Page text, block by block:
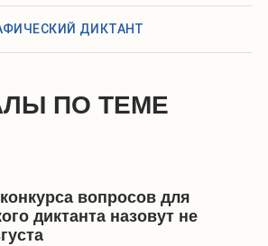
ДИКТАНТ
ПО ТЕМЕ
вопросов для
диктанта назовут не